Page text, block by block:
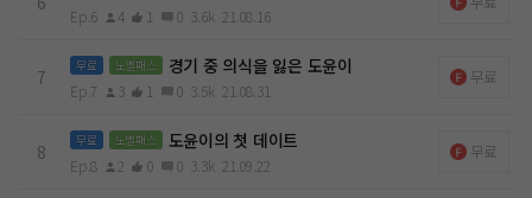
Ep.6 4 1 0 3.6k 21.08.16
7
무료 노벨패스 경기 중 의식을 잃은 도윤이
Ep.7 3 1 0 3.5k 21.08.31
무료
8
무료 노벨패스 도윤이의 첫 데이트
Ep.8 2 0 0 3.3k 21.09.22
무료